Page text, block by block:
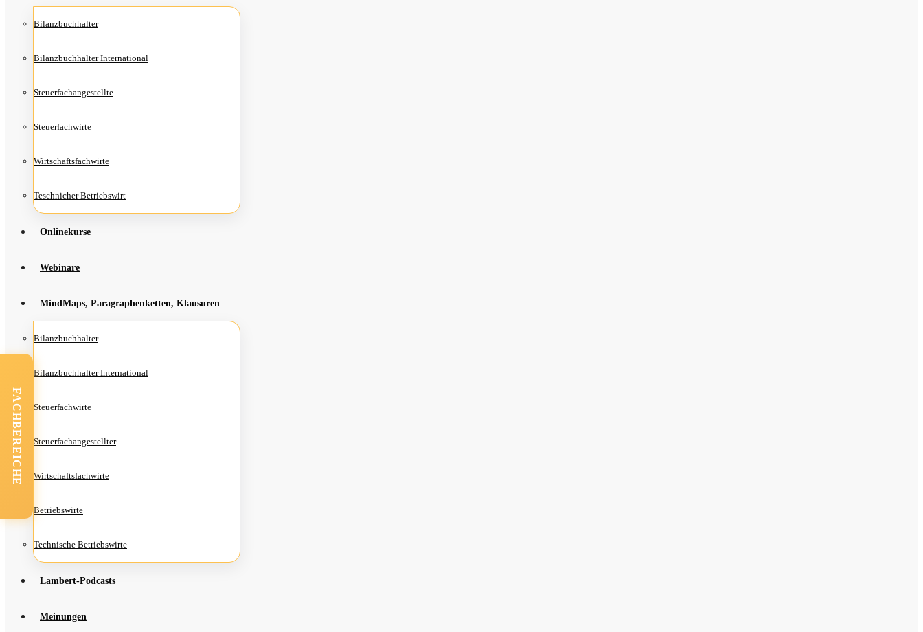
Bilanz­buch­hal­ter
Bilanz­buch­hal­ter International
Steu­er­fach­an­ge­stell­te
Steu­er­fach­wir­te
Wirt­schafts­fach­wir­te
Teschni­cher Betriebswirt
Online­kur­se
Web­i­na­re
Mind­Maps, Para­gra­phen­ket­ten, Klausuren
Bilanz­buch­hal­ter
Bilanz­buch­hal­ter International
Steu­er­fach­wir­te
Steu­er­fach­an­ge­stell­ter
Wirt­schafts­fach­wir­te
Betriebs­wir­te
Tech­ni­sche Betriebswirte
Lam­­bert-Pod­­casts
Mei­nun­gen
FACHBEREICHE